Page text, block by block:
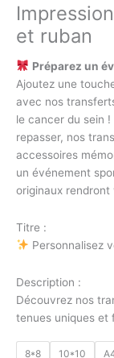
et ruban
Préparez un
Ajoutez une
avec nos
le cancer du sein
repasser, nos
accessoires
un événement
originaux
Titre :
Personnalisez
Description :
Découvrez nos
tenues uniques et
8*8 10*10